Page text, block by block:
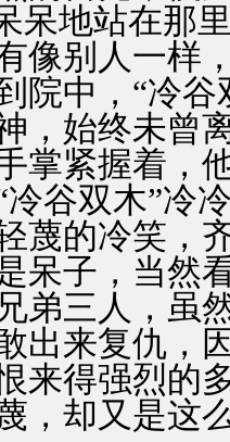
地站在那里
像别人一样
中，“冷谷
，始终未曾
紧握着，他
谷双木”冷
蔑的冷笑，
子，当然看
弟三人，虽
出来复仇，
来得强烈的
却又是这么